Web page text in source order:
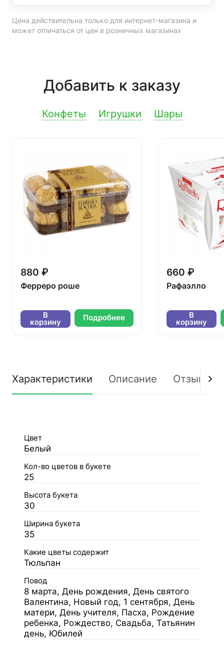
Цена действительна только для интернет-магазина и
может отличаться от цен в розничных магазинах
Добавить к заказу
Конфеты Игрушки Шары
880 ₽
Ферреро роше
В
корзину Подробнее
660 ₽
Рафаэлло
В
корзину
Характеристики Описание Отзывы
Цвет
Белый
Кол-во цветов в букете
25
Высота букета
30
Ширина букета
35
Какие цветы содержит
Тюльпан
Повод
8 марта, День рождения, День святого
Валентина, Новый год, 1 сентября, День
матери, День учителя, Пасха, Рождение
ребенка, Рождество, Свадьба, Татьянин
день, Юбилей